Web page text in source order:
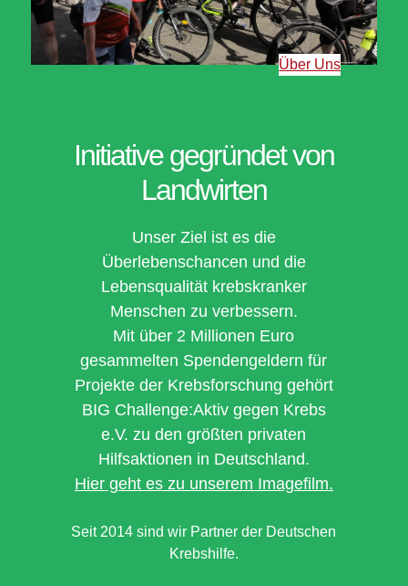
Initiative gegründet von
Landwirten
Unser Ziel ist es die
Überlebenschancen und die
Lebensqualität krebskranker
Menschen zu verbessern.
Mit über 2 Millionen Euro
gesammelten Spendengeldern für
Projekte der Krebsforschung gehört
BIG Challenge:Aktiv gegen Krebs
e.V. zu den größten privaten
Hilfsaktionen in Deutschland.
Hier geht es zu unserem Imagefilm.
Seit 2014 sind wir Partner der Deutschen
Krebshilfe.
Über Uns